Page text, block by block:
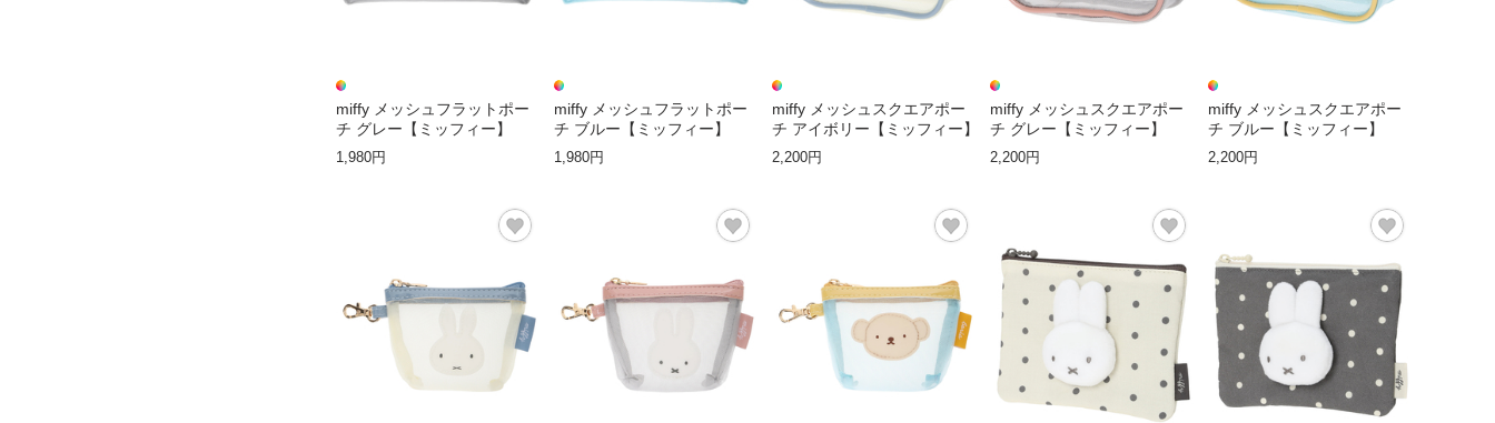
miffy メッシュフラットポー
チ グレー【ミッフィー】
1,980円
miffy メッシュフラットポー
チ ブルー【ミッフィー】
1,980円
miffy メッシュスクエアポー
チ アイボリー【ミッフィー】
2,200円
miffy メッシュスクエアポー
チ グレー【ミッフィー】
2,200円
miffy メッシュスクエアポー
チ ブルー【ミッフィー】
2,200円